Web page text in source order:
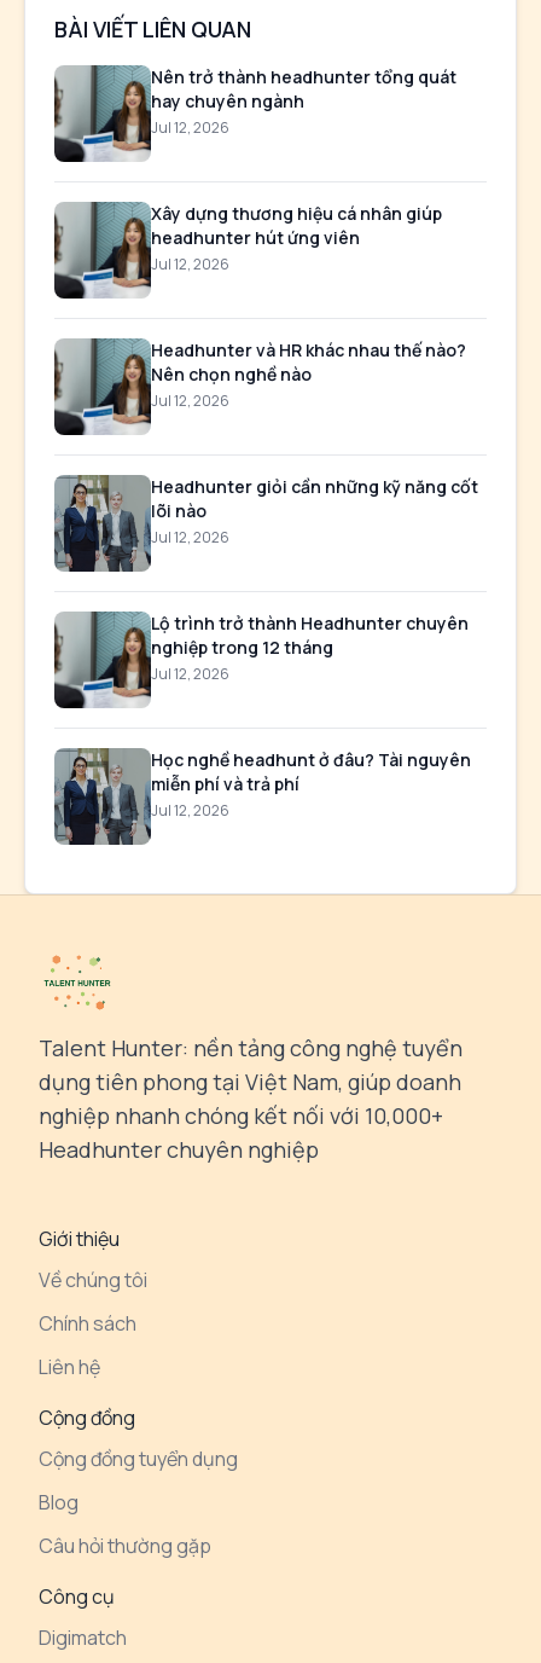
BÀI VIẾT LIÊN QUAN
Nên trở thành headhunter tổng quát
hay chuyên ngành
Jul 12, 2026
Xây dựng thương hiệu cá nhân giúp
headhunter hút ứng viên
Jul 12, 2026
Headhunter và HR khác nhau thế nào?
Nên chọn nghề nào
Jul 12, 2026
Headhunter giỏi cần những kỹ năng cốt
lõi nào
Jul 12, 2026
Lộ trình trở thành Headhunter chuyên
nghiệp trong 12 tháng
Jul 12, 2026
Học nghề headhunt ở đâu? Tài nguyên
miễn phí và trả phí
Jul 12, 2026
Talent Hunter: nền tảng công nghệ tuyển
dụng tiên phong tại Việt Nam, giúp doanh
nghiệp nhanh chóng kết nối với 10,000+
Headhunter chuyên nghiệp
Giới thiệu
Về chúng tôi
Chính sách
Liên hệ
Cộng đồng
Cộng đồng tuyển dụng
Blog
Câu hỏi thường gặp
Công cụ
Digimatch